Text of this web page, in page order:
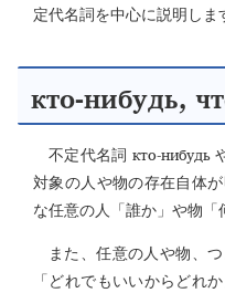
定代名詞を中心に説明しま
кто-нибудь,
不定代名詞 кто-нибудь
対象の人や物の存在自体
な任意の人「誰か」や物「
また、任意の人や物、
「どれでもいいからどれ